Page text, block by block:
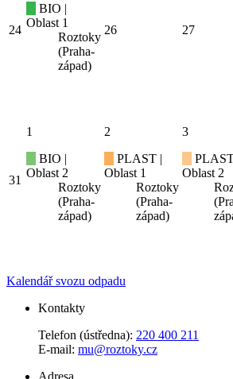
24
BIO |
Oblast 1
Roztoky
(Praha-
západ)
26 27
31
1
BIO |
Oblast 2
Roztoky
(Praha-
západ)
2
PLAST |
Oblast 1
Roztoky
(Praha-
západ)
3
Oblast 2
Kalendář svozu odpadu
Kontakty
Telefon (ústředna): 220 400 211
E-mail: mu@roztoky.cz
Adresa